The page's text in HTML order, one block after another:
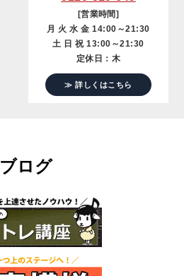
[営業時間]
月 火 水 金 14:00～21:30
土 日 祝 13:00～21:30
定休日：木
≫ 詳しくはこちら
ブログ